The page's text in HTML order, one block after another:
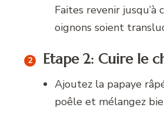
Faites revenir jusqu’à
oignons soient
Etape 2: Cuire le
Ajoutez la papaye
poêle et mélangez